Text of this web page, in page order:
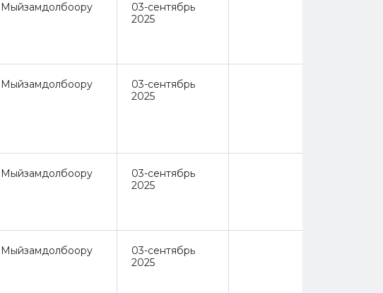
Мыйзамдолбоору
03-сентябрь
2025
Мыйзамдолбоору
03-сентябрь
2025
Мыйзамдолбоору
03-сентябрь
2025
Мыйзамдолбоору
03-сентябрь
2025